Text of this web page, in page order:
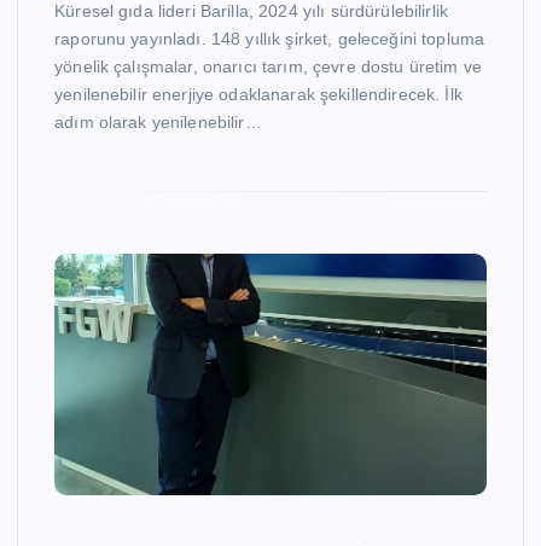
Küresel gıda lideri Barilla, 2024 yılı sürdürülebilirlik
raporunu yayınladı. 148 yıllık şirket, geleceğini topluma
yönelik çalışmalar, onarıcı tarım, çevre dostu üretim ve
yenilenebilir enerjiye odaklanarak şekillendirecek. İlk
adım olarak yenilenebilir…